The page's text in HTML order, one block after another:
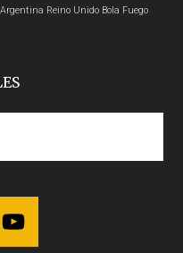
Argentina Reino Unido Bola Fuego